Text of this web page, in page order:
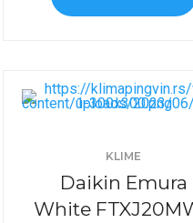
KLIME
Daikin Emura
White